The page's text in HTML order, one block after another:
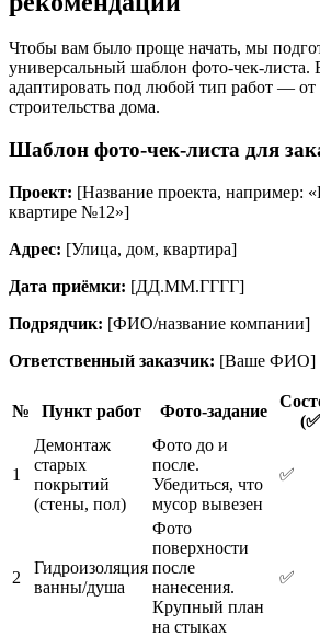
Чтобы вам было проще начать, мы
универсальный шаблон фото-чек-листа.
адаптировать под любой тип работ —
строительства дома.
Шаблон фото-чек-листа для
Проект: [Название проекта, например:
квартире №12»]
Адрес: [Улица, дом, квартира]
Дата приёмки: [ДД.ММ.ГГГГ]
Подрядчик: [ФИО/название компании]
Ответственный заказчик: [Ваше ФИО]
№ Пункт работ Фото-задание
1
Демонтаж
старых
покрытий
(стены, пол)
Фото до и
после.
Убедиться, что
мусор вывезен
✅
2
Гидроизоляция
ванны/душа
Фото
поверхности
после
нанесения.
Крупный план
на стыках
✅